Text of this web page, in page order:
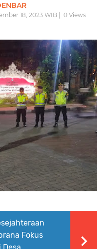
18, 2023 WIB | 0 Views
Fokus